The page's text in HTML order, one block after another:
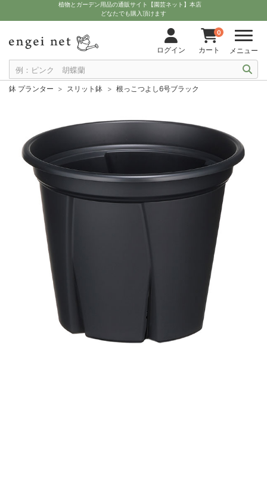
植物とガーデン用品の通販サイト【園芸ネット】本店
どなたでも購入頂けます
ログイン
0
カート メニュー
鉢 プランター スリット鉢 根っこつよし6号ブラック